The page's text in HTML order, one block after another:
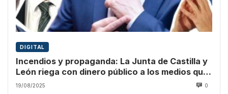
DIGITAL
Incendios y propaganda: La Junta de Castilla y
León riega con dinero público a los medios que
culpan a Sánchez
19/08/2025 0